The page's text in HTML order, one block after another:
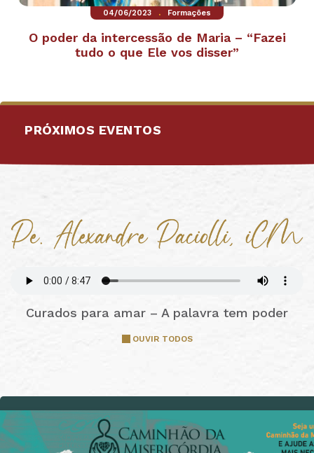
04/06/2023 . Formações
O poder da intercessão de Maria – “Fazei
tudo o que Ele vos disser”
PRÓXIMOS EVENTOS
Curados para amar – A palavra tem poder
OUVIR TODOS